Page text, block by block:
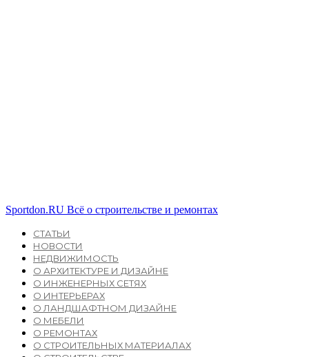
Sportdon.RU Всё о строительстве и ремонтах
СТАТЬИ
НОВОСТИ
НЕДВИЖИМОСТЬ
О АРХИТЕКТУРЕ И ДИЗАЙНЕ
О ИНЖЕНЕРНЫХ СЕТЯХ
О ИНТЕРЬЕРАХ
О ЛАНДШАФТНОМ ДИЗАЙНЕ
О МЕБЕЛИ
О РЕМОНТАХ
О СТРОИТЕЛЬНЫХ МАТЕРИАЛАХ